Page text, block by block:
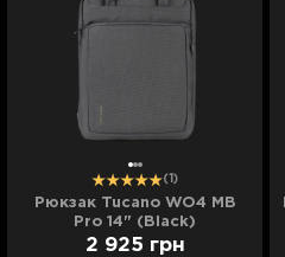
(1)
Рюкзак Tucano WO4 MB
Pro 14" (Black)
2 925 грн